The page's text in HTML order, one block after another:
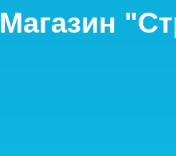
Магазин